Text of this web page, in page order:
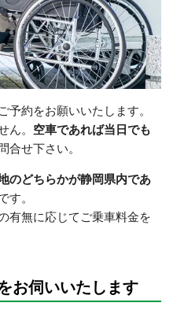
予約をお願いいたします。
ん。 空車であれば当日でも
合せ下さい。
のどちらかが静岡県内であ
す。
有無に応じてご乗車料金を
お伺いいたします